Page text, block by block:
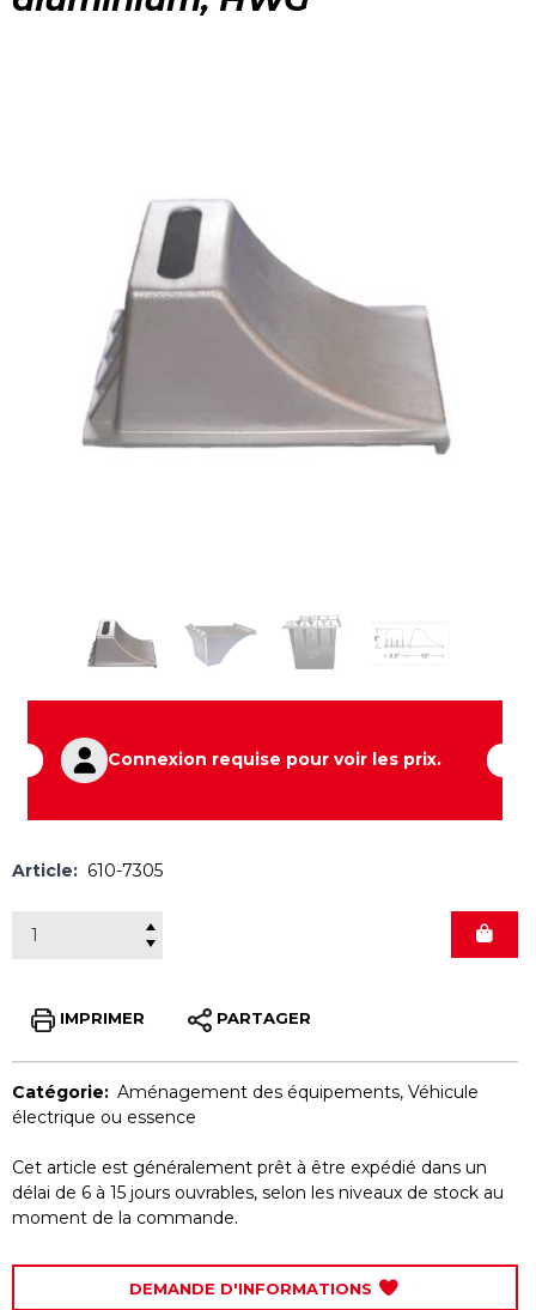
Connexion requise pour voir les prix.
Article: 610-7305
IMPRIMER PARTAGER
Catégorie: Aménagement des équipements, Véhicule
électrique ou essence
Cet article est généralement prêt à être expédié dans un
délai de 6 à 15 jours ouvrables, selon les niveaux de stock au
moment de la commande.
DEMANDE D'INFORMATIONS